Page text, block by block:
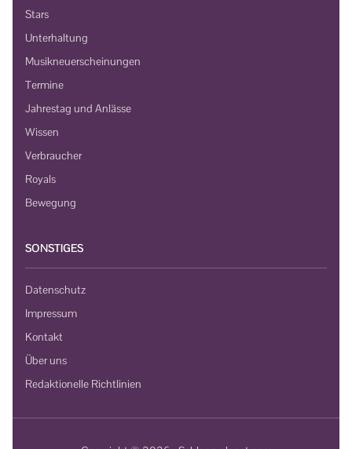
Stars
Unterhaltung
Musikneuerscheinungen
Termine
Jahrestag und Anlässe
Wissen
Verbraucher
Royals
Bewegung
SONSTIGES
Datenschutz
Impressum
Kontakt
Über uns
Redaktionelle Richtlinien